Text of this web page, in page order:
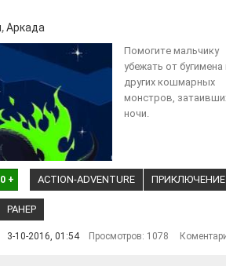
,Аркада
Помогите мальчику
убежать от бугимена
других кошмарных
монстров,
ночи.
+ ACTION-ADVENTURE ПРИКЛЮЧЕНИЕ
РАНЕР
3-10-2016, 01:54 Просмотров: 1078